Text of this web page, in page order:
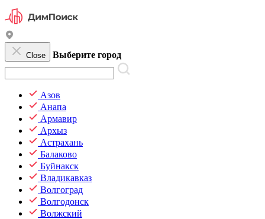
Close Выберите город
Азов
Анапа
Армавир
Архыз
Астрахань
Балаково
Буйнакск
Владикавказ
Волгоград
Волгодонск
Волжский